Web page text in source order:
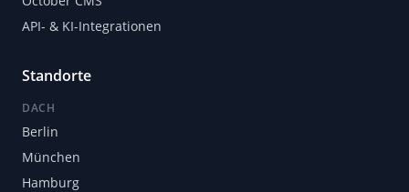
API- & KI-Integrationen
Standorte
DACH
Berlin
München
Hamburg